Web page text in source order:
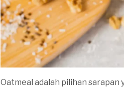
Oatmeal adalah pilihan